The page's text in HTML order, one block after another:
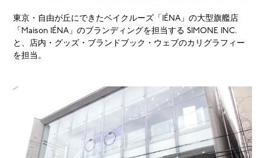
東京・自由が丘にできたベイクルーズ「IÉNA」の大型旗艦店
「Maison IÉNA」のブランディングを担当する SIMONE INC.
と、店内・グッズ・ブランドブック・ウェブのカリグラフィー
を担当。